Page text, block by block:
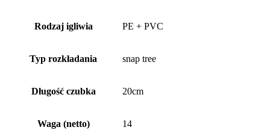
Rodzaj igliwia PE + PVC
Typ rozkładania snap tree
Długość czubka 20cm
Waga (netto) 14